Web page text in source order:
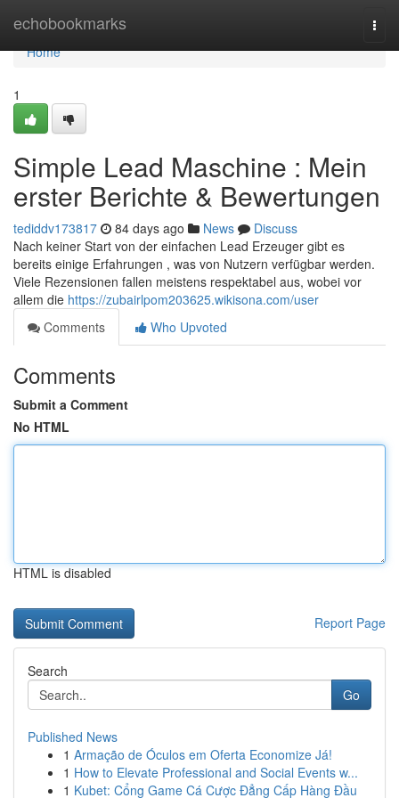
echobookmarks
Home
Home
1
Simple Lead Maschine : Mein
erster Berichte & Bewertungen
tediddv173817 84 days ago News
Discuss
Nach keiner Start von der einfachen Lead Erzeuger gibt es
bereits einige Erfahrungen , was von Nutzern verfügbar werden.
Viele Rezensionen fallen meistens respektabel aus, wobei vor
allem die https://zubairlpom203625.wikisona.com/user
Comments
Who Upvoted
Comments
Submit a Comment
No HTML
HTML is disabled
Report Page
Search
Go
Published News
1 Armação de Óculos em Oferta Economize Já!
1 How to Elevate Professional and Social Events w...
1 Kubet: Cổng Game Cá Cược Đẳng Cấp Hàng Đầu